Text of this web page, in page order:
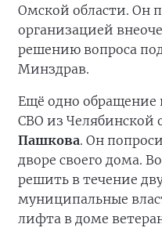
Омской области. Он
организацией
решению вопроса
Минздрав.
Ещё одно обращение
СВО из Челябинской
Пашкова. Он
дворе своего дома.
решить в течение
муниципальные
лифта в доме